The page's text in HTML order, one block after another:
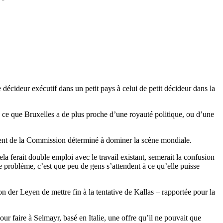
exécutif dans un petit pays à celui de petit décideur dans la
que Bruxelles a de plus proche d’une royauté politique, ou d’une
de la Commission déterminé à dominer la scène mondiale.
ferait double emploi avec le travail existant, semerait la confusion
c’est que peu de gens s’attendent à ce qu’elle puisse
der Leyen de mettre fin à la tentative de Kallas – rapportée pour la
faire à Selmayr, basé en Italie, une offre qu’il ne pouvait que